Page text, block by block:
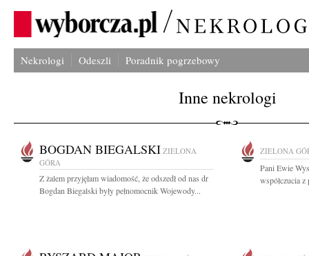
Nekrologi Odeszli Poradnik pogrzebowy
Inne nekrologi
BOGDAN BIEGALSKI ZIELONA
GÓRA
Z żalem przyjęłam wiadomość, że odszedł od nas dr
Bogdan Biegalski były pełnomocnik Wojewody...
ZIELONA
Pani Ewie
współczucia